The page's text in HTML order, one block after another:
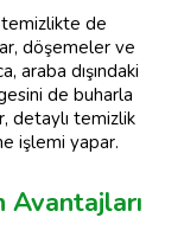
temizlikte de
döşemeler ve
araba dışındaki
de buharla
detaylı temizlik
işlemi yapar.
Avantajları